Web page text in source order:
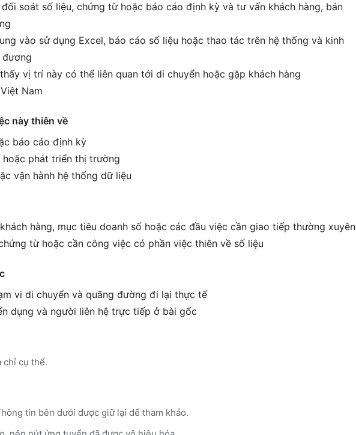
soát số liệu, chứng từ hoặc báo cáo định kỳ và tư vấn khách hàng, bán
vào sử dụng Excel, báo cáo số liệu hoặc thao tác trên hệ thống và kinh
vị trí này có thể liên quan tới di chuyển hoặc gặp khách hàng
Nam
này thiên về
báo cáo định kỳ
hoặc phát triển thị trường
vận hành hệ thống dữ liệu
hàng, mục tiêu doanh số hoặc các đầu việc cần giao tiếp thường xuyên
từ hoặc cần công việc có phần việc thiên về số liệu
vi di chuyển và quãng đường đi lại thực tế
dụng và người liên hệ trực tiếp ở bài gốc
chỉ cụ thể.
tin bên dưới được giữ lại để tham khảo.